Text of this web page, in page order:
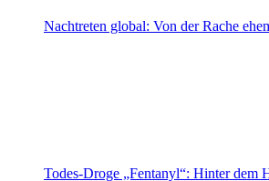
Nachtreten global: Von der Rache
Todes-Droge „Fentanyl“: Hinter dem